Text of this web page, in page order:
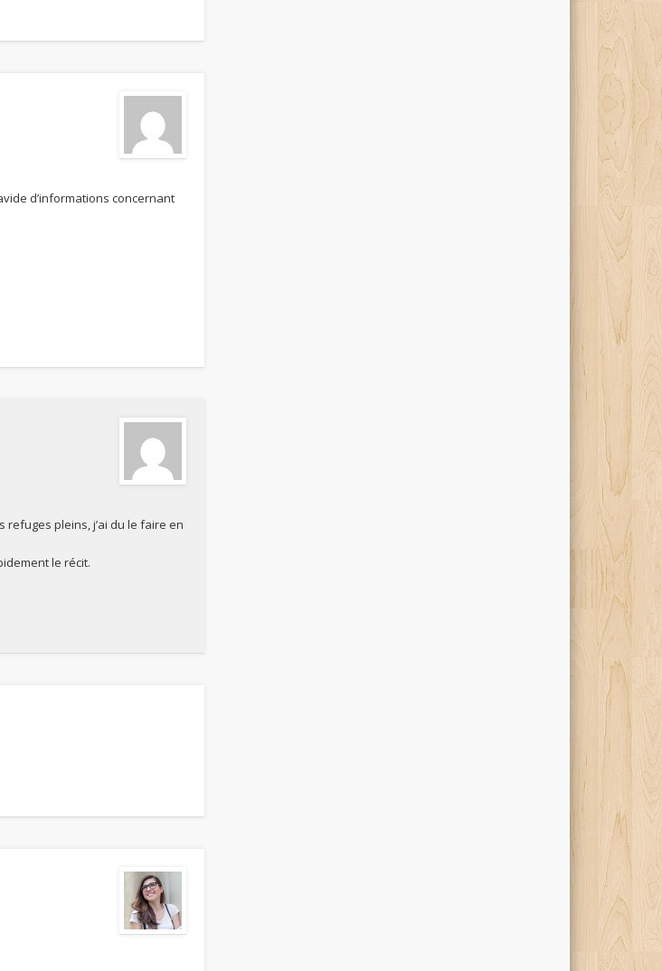
d’informations concernant
pleins, j’ai du le faire en
le récit.